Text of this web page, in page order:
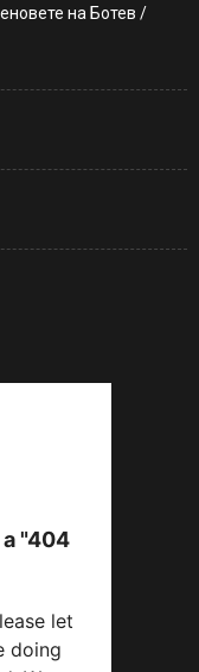
на Ботев /